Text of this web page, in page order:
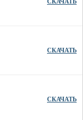
СКАЧАТЬ
СКАЧАТЬ
СКАЧАТЬ